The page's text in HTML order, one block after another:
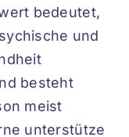
bedeutet,
und
besteht
meist
unterstütze